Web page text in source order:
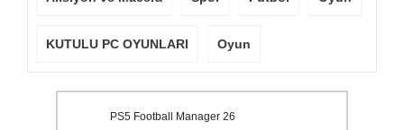
KUTULU PC OYUNLARI Oyun
PS5 Football Manager 26